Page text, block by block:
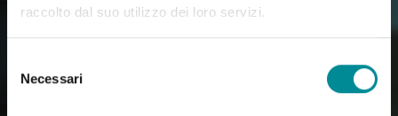
raccolto dal suo utilizzo dei loro servizi.
delNecessari